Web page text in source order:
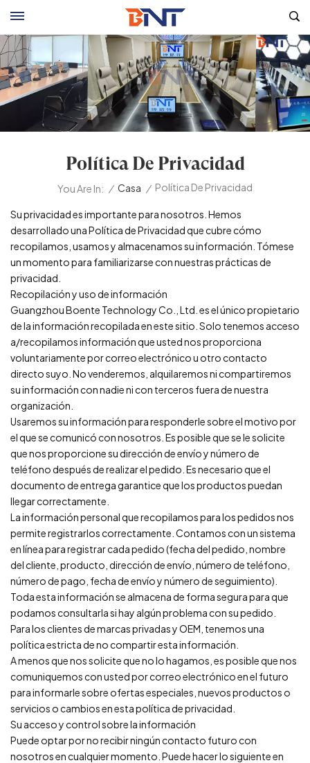
Política De Privacidad
You Are In: / Casa / Política De Privacidad
Su privacidad es importante para nosotros. Hemos
desarrollado una Política de Privacidad que cubre cómo
recopilamos, usamos y almacenamos su información. Tómese
un momento para familiarizarse con nuestras prácticas de
privacidad.
Recopilación y uso de información
Guangzhou Boente Technology Co., Ltd. es el único propietario
de la información recopilada en este sitio. Solo tenemos acceso
a/recopilamos información que usted nos proporciona
voluntariamente por correo electrónico u otro contacto
directo suyo. No venderemos, alquilaremos ni compartiremos
su información con nadie ni con terceros fuera de nuestra
organización.
Usaremos su información para responderle sobre el motivo por
el que se comunicó con nosotros. Es posible que se le solicite
que nos proporcione su dirección de envío y número de
teléfono después de realizar el pedido. Es necesario que el
documento de entrega garantice que los productos puedan
llegar correctamente.
La información personal que recopilamos para los pedidos nos
permite registrarlos correctamente. Contamos con un sistema
en línea para registrar cada pedido (fecha del pedido, nombre
del cliente, producto, dirección de envío, número de teléfono,
número de pago, fecha de envío y número de seguimiento).
Toda esta información se almacena de forma segura para que
podamos consultarla si hay algún problema con su pedido.
Para los clientes de marcas privadas y OEM, tenemos una
política estricta de no compartir esta información.
A menos que nos solicite que no lo hagamos, es posible que nos
comuniquemos con usted por correo electrónico en el futuro
para informarle sobre ofertas especiales, nuevos productos o
servicios o cambios en esta política de privacidad.
Su acceso y control sobre la información
Puede optar por no recibir ningún contacto futuro con
nosotros en cualquier momento. Puede hacer lo siguiente en